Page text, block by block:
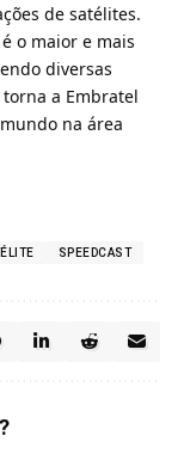
de satélites.
o maior e mais
diversas
torna a Embratel
na área
SPEEDCAST